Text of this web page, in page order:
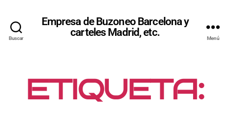
Buscar
Empresa de Buzoneo Barcelona y
carteles Madrid, etc.
Menú
ETIQUETA: